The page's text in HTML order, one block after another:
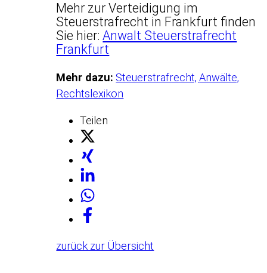
Mehr zur Verteidigung im
Steuerstrafrecht in Frankfurt finden
Sie hier:Anwalt Steuerstrafrecht
Frankfurt
Mehr dazu: Steuerstrafrecht,Anwälte,
Rechtslexikon
Teilen
zurück zur Übersicht